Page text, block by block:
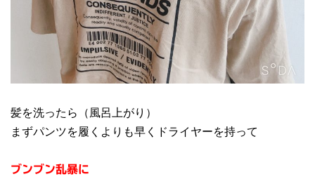
髪を洗ったら（風呂上がり）
まずパンツを履くよりも早くドライヤーを持って
ブンブン乱暴に